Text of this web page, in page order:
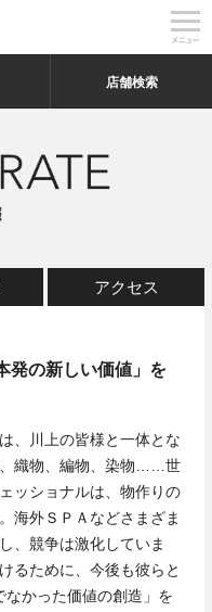
店舗検索
アクセス
発の新しい価値」を
、川上の皆様と一体とな
、織物、編物、染物……世
ッショナルは、物作りの
海外ＳＰＡなどさまざま
、競争は激化していま
るために、今後も彼らと
かった価値の創造」を